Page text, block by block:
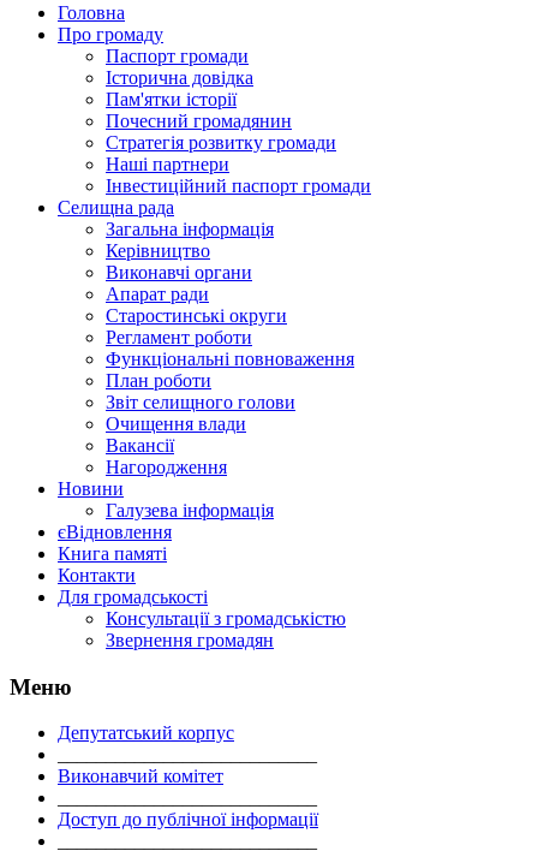
Головна
Про громаду
Паспорт громади
Історична довідка
Пам'ятки історії
Почесний громадянин
Стратегія розвитку громади
Наші партнери
Інвестиційний паспорт громади
Селищна рада
Загальна інформація
Керівництво
Виконавчі органи
Апарат ради
Старостинські округи
Регламент роботи
Функціональні повноваження
План роботи
Звіт селищного голови
Очищення влади
Вакансії
Нагородження
Новини
Галузева інформація
єВідновлення
Книга памяті
Контакти
Для громадськості
Консультації з громадськістю
Звернення громадян
Меню
Депутатський корпус
Виконавчий комітет
Доступ до публічної інформації